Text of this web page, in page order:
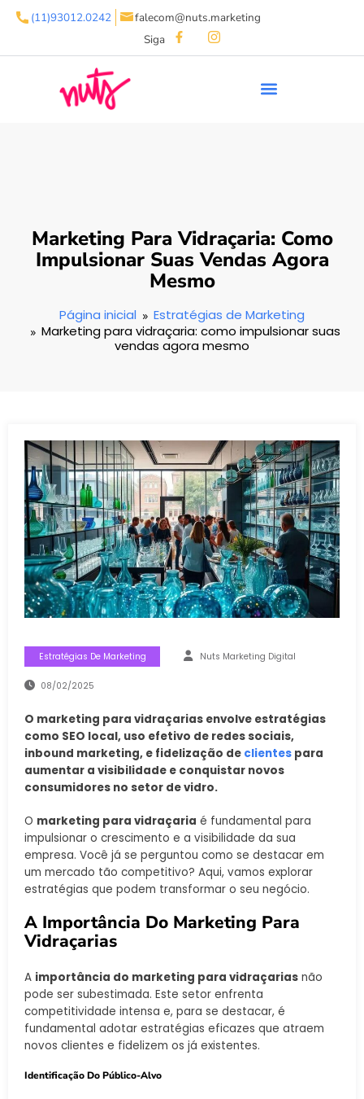
(11)93012.0242
falecom@nuts.marketing
Siga
Marketing Para Vidraçaria: Como
Impulsionar Suas Vendas Agora
Mesmo
Página inicial
Estratégias de Marketing
Marketing para vidraçaria: como impulsionar suas
vendas agora mesmo
Estratégias De Marketing Nuts Marketing Digital
08/02/2025
O marketing para vidraçarias envolve estratégias
como SEO local, uso efetivo de redes sociais,
inbound marketing, e fidelização de clientes para
aumentar a visibilidade e conquistar novos
consumidores no setor de vidro.
O marketing para vidraçaria é fundamental para
impulsionar o crescimento e a visibilidade da sua
empresa. Você já se perguntou como se destacar em
um mercado tão competitivo? Aqui, vamos explorar
estratégias que podem transformar o seu negócio.
A Importância Do Marketing Para
Vidraçarias
A importância do marketing para vidraçarias não
pode ser subestimada. Este setor enfrenta
competitividade intensa e, para se destacar, é
fundamental adotar estratégias eficazes que atraem
novos clientes e fidelizem os já existentes.
Identificação Do Público-Alvo